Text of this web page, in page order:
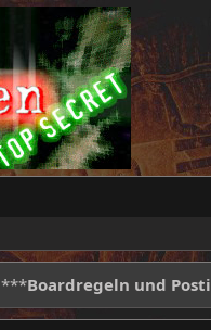
***Boardregeln und